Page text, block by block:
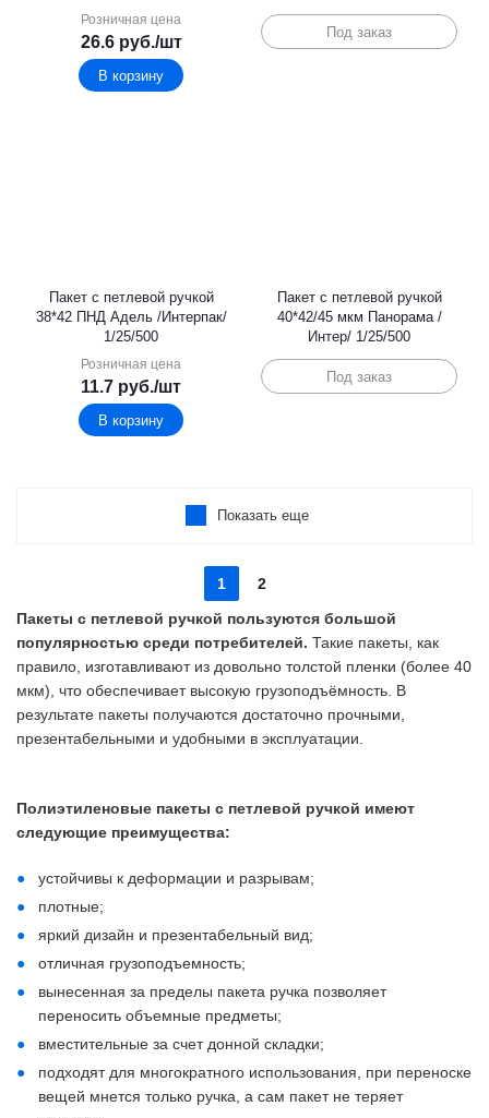
Розничная цена
26.6руб./шт
В корзину
Под заказ
Пакет с петлевой ручкой
38*42 ПНД Адель /Интерпак/
1/25/500
Розничная цена
11.7 руб./шт
В корзину
Пакет с петлевой ручкой
40*42/45 мкм Панорама /
Интер/ 1/25/500
Под заказ
Показать еще
1
2
Пакеты с петлевой ручкой пользуются большой
популярностью среди потребителей. Такие пакеты, как
правило, изготавливают из довольно толстой пленки (более 40
мкм), что обеспечивает высокую грузоподъёмность. В
результате пакеты получаются достаточно прочными,
презентабельными и удобными в эксплуатации.
Полиэтиленовые пакеты с петлевой ручкой имеют
следующие преимущества:
устойчивы к деформации и разрывам;
плотные;
яркий дизайн и презентабельный вид;
отличная грузоподъемность;
вынесенная за пределы пакета ручка позволяет
переносить объемные предметы;
вместительные за счет донной складки;
подходят для многократного использования, при переноске
вещей мнется только ручка, а сам пакет не теряет